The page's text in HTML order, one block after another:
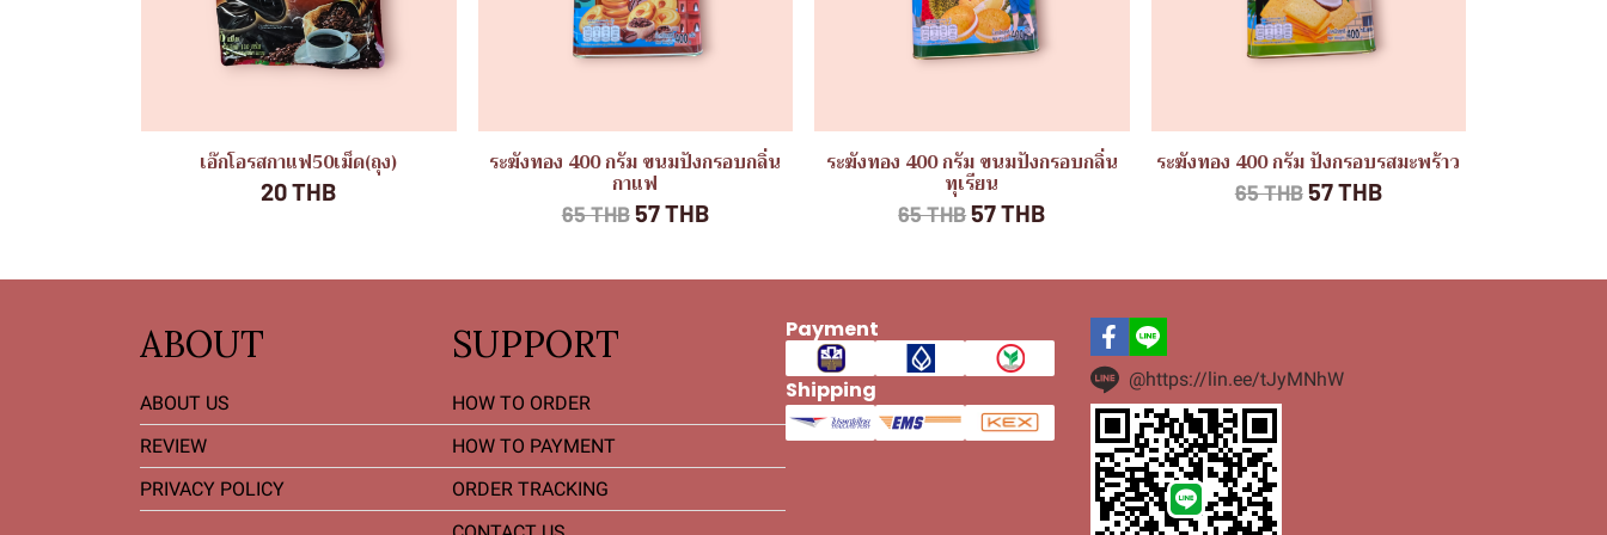
เอ๊กโอรสกาแฟ50เม็ด(ถุง)
20 THB
ระฆังทอง 400 กรัม ขนมปังกรอบกลิ่น
กาแฟ
65 THB57 THB
ระฆังทอง 400 กรัม ขนมปังกรอบกลิ่น
ทุเรียน
65 THB57 THB
ระฆังทอง 400 กรัม ปังกรอบรสมะพร้าว
65 THB57 THB
ABOUT
ABOUT US
REVIEW
PRIVACY POLICY
SUPPORT
HOW TO ORDER
HOW TO PAYMENT
ORDER TRACKING
Payment
Shipping @https://lin.ee/tJyMNhW